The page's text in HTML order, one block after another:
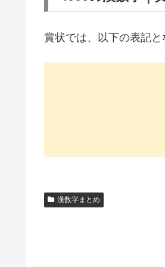
賞状では、以下の表記と
漢数字まとめ